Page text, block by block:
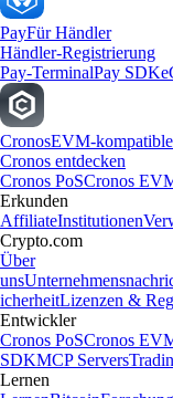
PayFür Händler
Händler-Registrierung
Pay-TerminalPay SDK
CronosEVM-
Cronos entdecken
Cronos PoSCronos
Erkunden
AffiliateInstitutionen
Crypto.com
Über
uns
icherheitLizenzen &
Entwickler
Cronos PoSCronos
SDKMCP Servers
Lernen